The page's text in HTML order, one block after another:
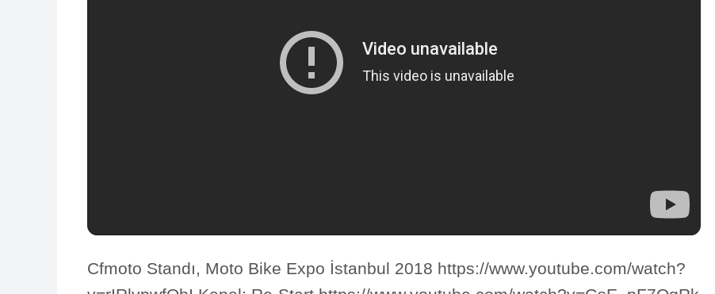
Cfmoto Standı, Moto Bike Expo İstanbul 2018 https://www.youtube.com/watch?